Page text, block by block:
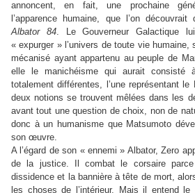
annoncent, en fait, une prochaine
l’apparence humaine, que l’on
Albator 84. Le Gouverneur Galactique
« expurger » l’univers de toute vie humaine,
mécanisé ayant appartenu au peuple de
elle le manichéisme qui aurait consisté
totalement différentes, l’une représentant
deux notions se trouvent mêlées dans les
avant tout une question de choix, non de
donc à un humanisme que Matsumoto
son œuvre.
A l’égard de son « ennemi » Albator, Zero
de la justice. Il combat le corsaire
dissidence et la bannière à tête de mort,
les choses de l’intérieur. Mais il entend